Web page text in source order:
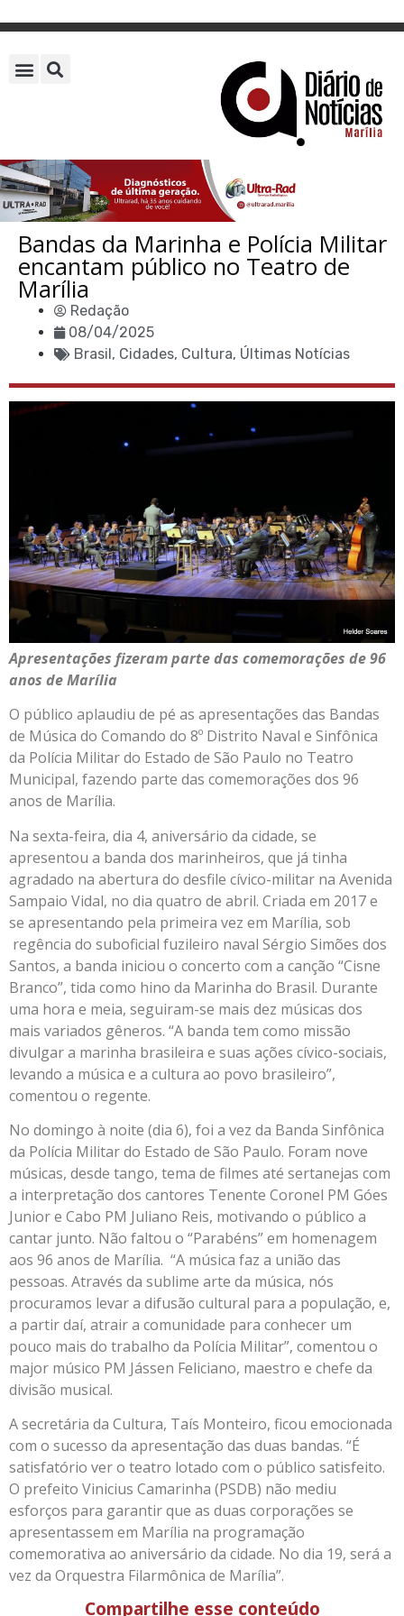
Bandas da Marinha e Polícia Militar
encantam público no Teatro de
Marília
Redação
08/04/2025
Brasil, Cidades, Cultura, Últimas Notícias
Apresentações fizeram parte das comemorações de 96
anos de Marília
O público aplaudiu de pé as apresentações das Bandas
de Música do Comando do 8º Distrito Naval e Sinfônica
da Polícia Militar do Estado de São Paulo no Teatro
Municipal, fazendo parte das comemorações dos 96
anos de Marília.
Na sexta-feira, dia 4, aniversário da cidade, se
apresentou a banda dos marinheiros, que já tinha
agradado na abertura do desfile cívico-militar na Avenida
Sampaio Vidal, no dia quatro de abril. Criada em 2017 e
se apresentando pela primeira vez em Marília, sob
regência do suboficial fuzileiro naval Sérgio Simões dos
Santos, a banda iniciou o concerto com a canção “Cisne
Branco”, tida como hino da Marinha do Brasil. Durante
uma hora e meia, seguiram-se mais dez músicas dos
mais variados gêneros. “A banda tem como missão
divulgar a marinha brasileira e suas ações cívico-sociais,
levando a música e a cultura ao povo brasileiro”,
comentou o regente.
No domingo à noite (dia 6), foi a vez da Banda Sinfônica
da Polícia Militar do Estado de São Paulo. Foram nove
músicas, desde tango, tema de filmes até sertanejas com
a interpretação dos cantores Tenente Coronel PM Góes
Junior e Cabo PM Juliano Reis, motivando o público a
cantar junto. Não faltou o “Parabéns” em homenagem
aos 96 anos de Marília. “A música faz a união das
pessoas. Através da sublime arte da música, nós
procuramos levar a difusão cultural para a população, e,
a partir daí, atrair a comunidade para conhecer um
pouco mais do trabalho da Polícia Militar”, comentou o
major músico PM Jássen Feliciano, maestro e chefe da
divisão musical.
A secretária da Cultura, Taís Monteiro, ficou emocionada
com o sucesso da apresentação das duas bandas. “É
satisfatório ver o teatro lotado com o público satisfeito.
O prefeito Vinicius Camarinha (PSDB) não mediu
esforços para garantir que as duas corporações se
apresentassem em Marília na programação
comemorativa ao aniversário da cidade. No dia 19, será a
vez da Orquestra Filarmônica de Marília”.
Compartilhe esse conteúdo